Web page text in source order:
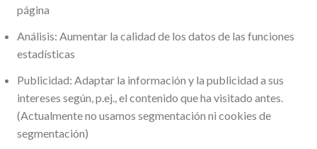
página
Análisis: Aumentar la calidad de los datos de las funciones
estadísticas
Publicidad: Adaptar la información y la publicidad a sus
intereses según, p.ej., el contenido que ha visitado antes.
(Actualmente no usamos segmentación ni cookies de
segmentación)